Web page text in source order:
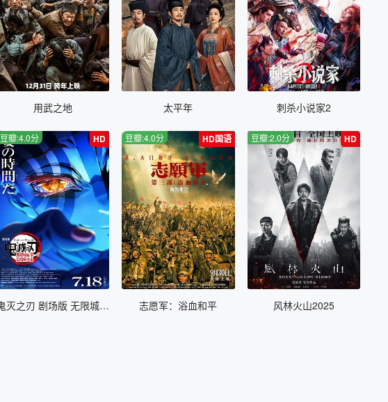
用武之地 太平年 刺杀小说家2
HD
豆瓣:4.0分
鬼灭之刃 剧场版 无限城篇 第一章 猗窝座再来
HD国语
豆瓣:4.0分
志愿军：浴血和平
HD
豆瓣:2.0分
风林火山2025